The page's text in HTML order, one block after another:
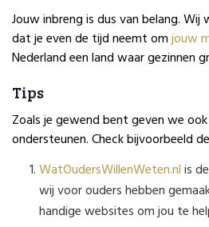
Jouw inbreng is dus van belang.
dat je even de tijd neemt omjouw
Nederland een land waar gezinnen
Tips
Zoals je gewend bent geven we
ondersteunen. Check bijvoorbeeld
WatOudersWillenWeten.nlis
wij voor ouders hebben
handige websites om jou te